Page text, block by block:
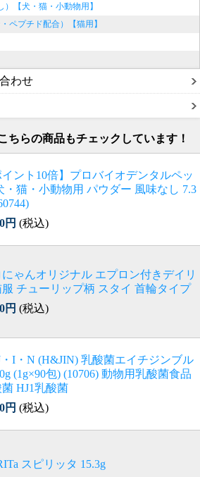
【犬・猫・小動物用】
ペプチド配合）【猫用】
わせ
ちらの商品もチェックしています！
イント10倍】プロバイオデンタルペッ
・猫・小動物用 パウダー 風味なし 7.3
円 (税込)
にゃんオリジナル エプロン付きデイリ
服 チューリップ柄 スタイ 首輪タイプ
円 (税込)
I・N (H&JIN) 乳酸菌エイチジンブル
(1g×90包) (10706) 動物用乳酸菌食品
HJ1乳酸菌
円 (税込)
スピリッタ 15.3g